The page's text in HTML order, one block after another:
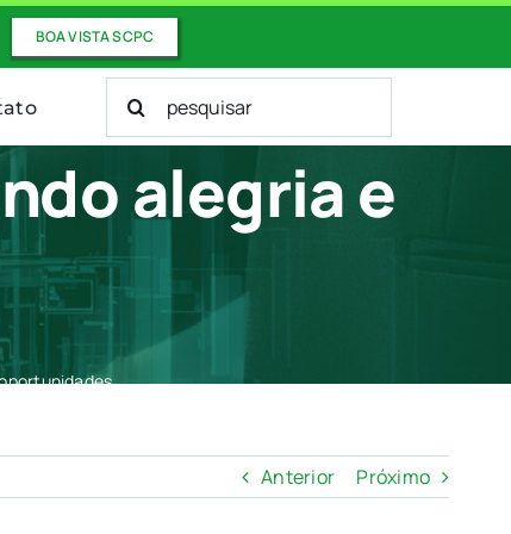
BOA VISTA SCPC
Buscar
resultados
alegria e
Anterior Próximo